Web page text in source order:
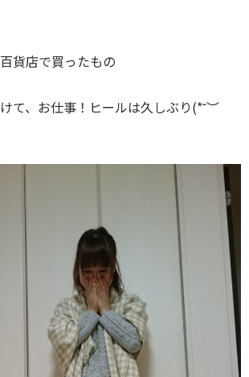
貨店で買ったもの
て、お仕事！ヒールは久しぶり(*˘︶